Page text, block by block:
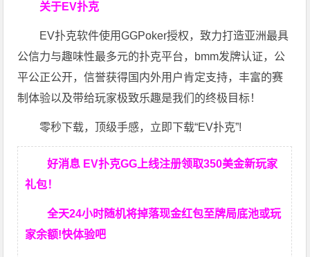
关于EV扑克
EV扑克软件使用GGPoker授权，致力打造亚洲最具
公信力与趣味性最多元的扑克平台，bmm发牌认证，公
平公正公开，信誉获得国内外用户肯定支持，丰富的赛
制体验以及带给玩家极致乐趣是我们的终极目标！
零秒下载，顶级手感，立即下载“EV扑克”!
好消息 EV扑克GG上线注册领取350美金新玩家
礼包！
全天24小时随机将掉落现金红包至牌局底池或玩
家余额!快体验吧